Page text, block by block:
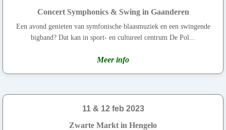
Concert Symphonics & Swing in Gaanderen
Een avond genieten van symfonische blaasmuziek en een swingende
bigband? Dat kan in sport- en cultureel centrum De Pol...
Meer info
11 & 12 feb 2023
Zwarte Markt in Hengelo